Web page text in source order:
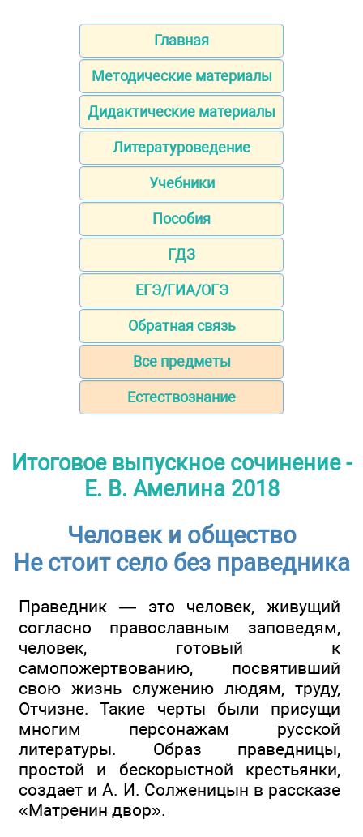
Главная
Методические материалы
Дидактические материалы
Литературоведение
Учебники
Пособия
ГДЗ
ЕГЭ/ГИА/ОГЭ
Обратная связь
Все предметы
Естествознание
Итоговое выпускное сочинение -
Е. В. Амелина 2018
Человек и общество
Не стоит село без праведника
Праведник — это человек, живущий
согласно православным заповедям,
человек, готовый к
самопожертвованию, посвятивший
свою жизнь служению людям, труду,
Отчизне. Такие черты были присущи
многим персонажам русской
литературы. Образ праведницы,
простой и бескорыстной крестьянки,
создает и А. И. Солженицын в рассказе
«Матренин двор».